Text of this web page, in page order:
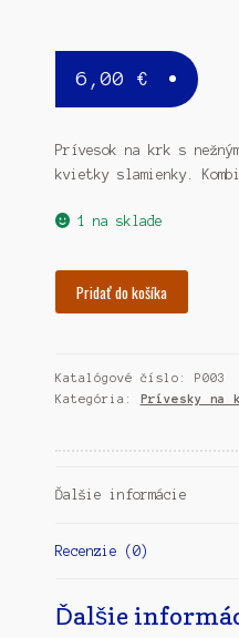
6,00 €
Prívesok na krk s
kvietky slamienky.
1 na sklade
-
kvety
3
Pridať do košíka
Katalógové číslo: P003
Kategória: Prívesky na
Ďalšie informácie
Recenzie (0)
Ďalšie